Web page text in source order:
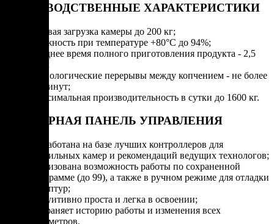
ПРОИЗВОДСТВЕННЫЕ ХАРАКТЕРИСТИКИ
Разовая загрузка камеры до 200 кг;
Влажность при температуре +80°С до 94%;
Среднее время полного приготовления продукта - 2,5
Технологические перерывы между копчением - не более
10 минут;
Максимальная производительность в сутки до 1600 кг.
СЕНСОРНАЯ ПАНЕЛЬ УПРАВЛЕНИЯ
Разработана на базе лучших контроллеров для
коптильных камер и рекомендаций ведущих технологов;
Реализована возможность работы по сохраненной
программе (до 99), а также в ручном режиме для отладки
рецептур;
Интуитивно проста и легка в освоении;
Сохраняет историю работы и изменения всех
параметров.